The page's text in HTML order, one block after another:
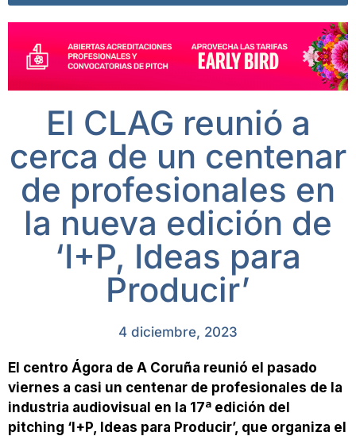
El CLAG reunió a
cerca de un centenar
de profesionales en
la nueva edición de
‘I+P, Ideas para
Producir’
4 diciembre, 2023
El centro Ágora de A Coruña reunió el pasado
viernes a casi un centenar de profesionales de la
industria audiovisual en la 17ª edición del
pitching ‘I+P, Ideas para Producir’, que organiza el